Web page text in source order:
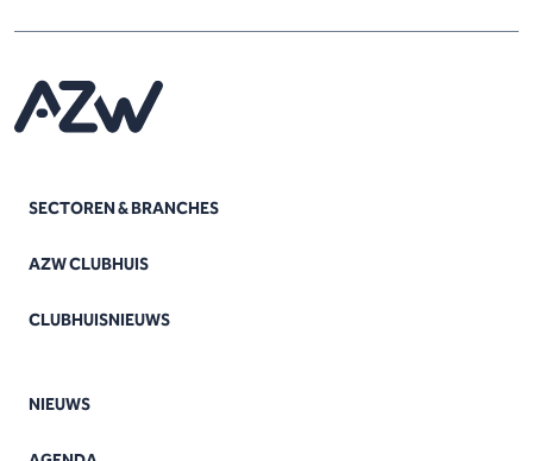
SECTOREN & BRANCHES
AZW CLUBHUIS
CLUBHUISNIEUWS
NIEUWS